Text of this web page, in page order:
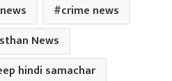
crime news
News
hindi samachar